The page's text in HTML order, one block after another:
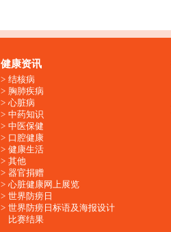
健康资讯
结核病
胸肺疾病
心脏病
中药知识
中医保健
口腔健康
健康生活
其他
器官捐赠
心脏健康网上展览
世界防痨日
世界防痨日标语及海报设计
比赛结果